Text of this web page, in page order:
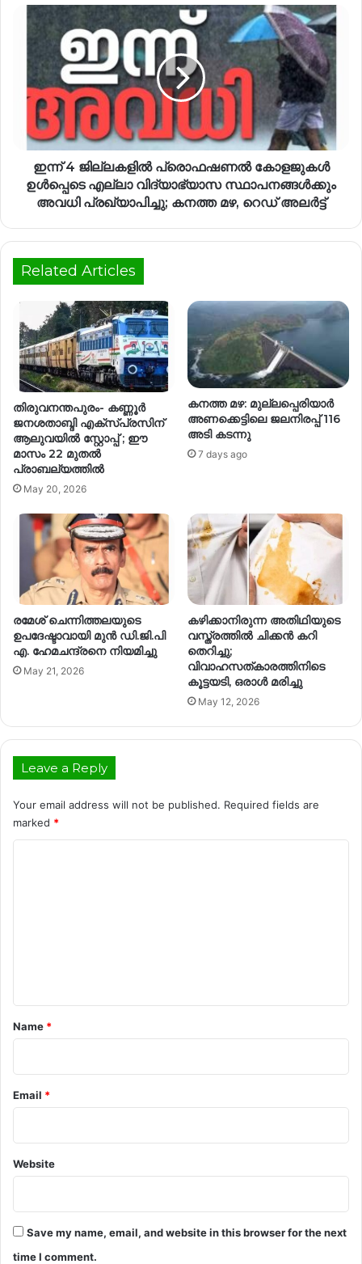
ഇന്ന് 4 ജില്ലകളിൽ പ്രൊഫഷണൽ കോളജുകൾ
ഉൾപ്പെടെ എല്ലാ വിദ്യാഭ്യാസ സ്ഥാപനങ്ങൾക്കും
അവധി പ്രഖ്യാപിച്ചു; കനത്ത മഴ, റെഡ് അലർട്ട്
Related Articles
തിരുവനന്തപുരം- കണ്ണൂർ
ജനശതാബ്ദി എക്‌സ്പ്രസിന്
ആലുവയിൽ സ്റ്റോപ്പ് ; ഈ
മാസം 22 മുതൽ
പ്രാബല്യത്തിൽ
May 20, 2026
ക​ന​ത്ത മ​ഴ​: മു​ല്ല​പ്പെ​രി​യാ​ർ
അ​ണ​ക്കെ​ട്ടി​ലെ ജ​ല​നി​ര​പ്പ് 116
അ​ടി​ കടന്നു
7 days ago
രമേശ് ചെന്നിത്തലയുടെ
ഉപദേഷ്ടാവായി മുൻ ഡി.ജി.പി
എ. ഹേമചന്ദ്രനെ നിയമിച്ചു
May 21, 2026
കഴിക്കാനിരുന്ന അതിഥിയുടെ
വസ്ത്രത്തിൽ ചിക്കൻ കറി
തെറിച്ചു;
വിവാഹസത്കാരത്തിനിടെ
കൂട്ടയടി, ഒരാൾ മരിച്ചു
May 12, 2026
Leave a Reply
Your email address will not be published. Required fields are
marked *
*
Name *
Email *
Website
Save my name, email, and website in this browser for the next
time I comment.